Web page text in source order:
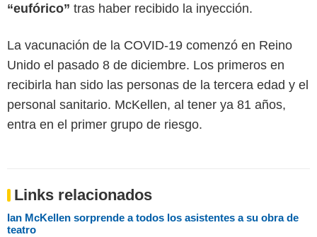
“eufórico” tras haber recibido la inyección.
La vacunación de la COVID-19 comenzó en Reino
Unido el pasado 8 de diciembre. Los primeros en
recibirla han sido las personas de la tercera edad y el
personal sanitario. McKellen, al tener ya 81 años,
entra en el primer grupo de riesgo.
Links relacionados
Ian McKellen sorprende a todos los asistentes a su obra de
teatro